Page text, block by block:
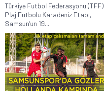
Türkiye Futbol Federasyonu (TFF)
Plaj Futbolu Karadeniz Etabı,
Samsun’un 19...